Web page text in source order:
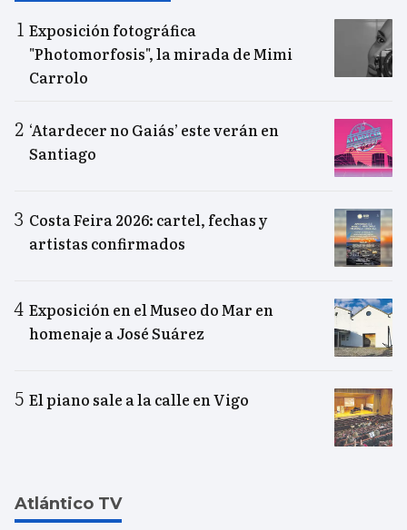
Exposición fotográfica
"Photomorfosis", la mirada de Mimi
Carrolo
‘Atardecer no Gaiás’ este verán en
Santiago
Costa Feira 2026: cartel, fechas y
artistas confirmados
Exposición en el Museo do Mar en
homenaje a José Suárez
El piano sale a la calle en Vigo
Atlántico TV